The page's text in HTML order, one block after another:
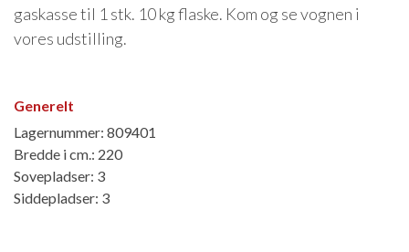
gaskasse til 1 stk. 10 kg flaske. Kom og se vognen i
vores udstilling.
Generelt
Lagernummer: 809401
Bredde i cm.: 220
Sovepladser: 3
Siddepladser: 3